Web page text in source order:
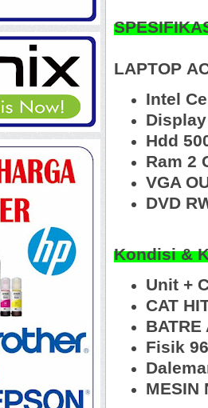
LAPTOP
Intel
Hdd
Ram 2
VGA
DVD
Kondisi &
Unit +
CAT
BATRE
Fisik
MESIN